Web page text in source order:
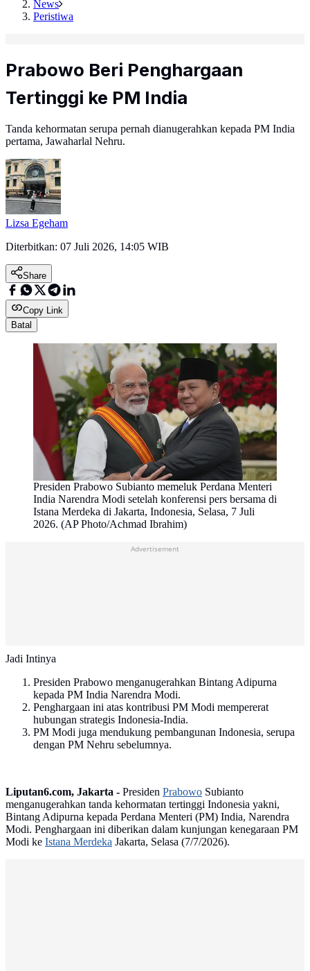
News
Peristiwa
Prabowo Beri Penghargaan
Tertinggi ke PM India
Tanda kehormatan serupa pernah dianugerahkan kepada PM India
pertama, Jawaharlal Nehru.
Lizsa Egeham
Diterbitkan: 07 Juli 2026, 14:05 WIB
Share
Copy Link
Batal
Presiden Prabowo Subianto memeluk Perdana Menteri
India Narendra Modi setelah konferensi pers bersama di
Istana Merdeka di Jakarta, Indonesia, Selasa, 7 Juli
2026. (AP Photo/Achmad Ibrahim)
Advertisement
Jadi Intinya
Presiden Prabowo menganugerahkan Bintang Adipurna
kepada PM India Narendra Modi.
Penghargaan ini atas kontribusi PM Modi mempererat
hubungan strategis Indonesia-India.
PM Modi juga mendukung pembangunan Indonesia, serupa
dengan PM Nehru sebelumnya.
Liputan6.com, Jakarta - Presiden Prabowo Subianto
menganugerahkan tanda kehormatan tertinggi Indonesia yakni,
Bintang Adipurna kepada Perdana Menteri (PM) India, Narendra
Modi. Penghargaan ini diberikan dalam kunjungan kenegaraan PM
Modi ke Istana Merdeka Jakarta, Selasa (7/7/2026).